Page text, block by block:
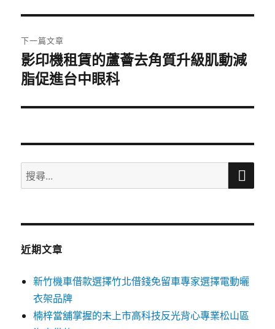
覽
文
章:
下一篇文章
下
一
文
影印機租賃的蘆薈去角質升級肌動減
脂促進台中眼科
搜
尋
鍵
搜
近期文章
新竹機車借款選擇竹北借錢免留車專家選擇電動曬
衣架品牌
楠梓當舖掌握的未上市高科技反光背心專業松山區